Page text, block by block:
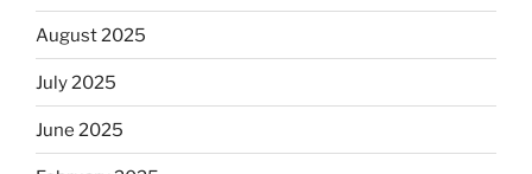
August 2025
July 2025
June 2025